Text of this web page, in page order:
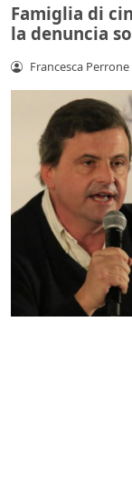
Famiglia di
la denuncia
Francesca Perrone